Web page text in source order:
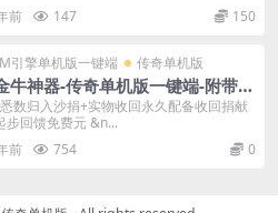
前
147 150
引擎单机版一键端 传奇单机版
牛神器-传奇单机版一键端-附带强
后台-炫酷光柱-微端传奇！
数归入沙捐+实物收回永久配备收回捐献
步回馈免费元 &n...
前
754 0